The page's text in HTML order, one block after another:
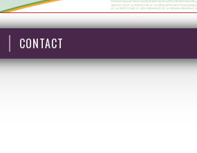
CONTACT